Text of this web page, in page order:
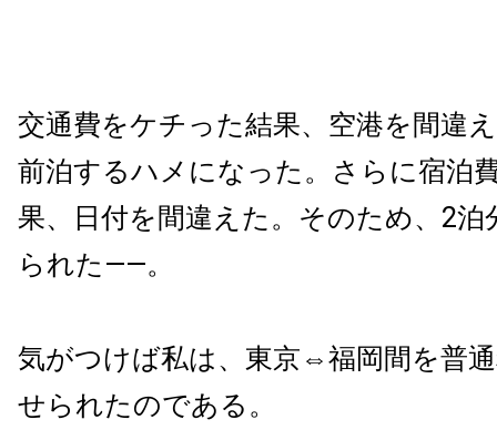
交通費をケチった結果、空港を間違
前泊するハメになった。さらに宿泊
果、日付を間違えた。そのため、2泊
られた——。
気がつけば私は、東京⇔福岡間を普
せられたのである。